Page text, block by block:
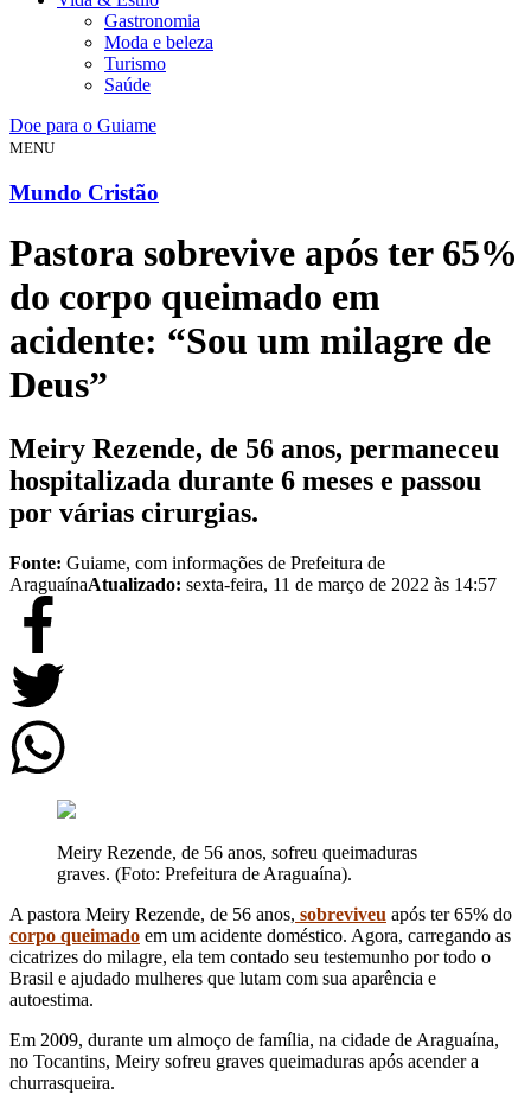
Gastronomia
Moda e beleza
Turismo
Saúde
Doe para o Guiame
MENU
Mundo Cristão
Pastora sobrevive após ter 65%
do corpo queimado em
acidente: “Sou um milagre de
Deus”
Meiry Rezende, de 56 anos, permaneceu
hospitalizada durante 6 meses e passou
por várias cirurgias.
Fonte: Guiame, com informações de Prefeitura de
AraguaínaAtualizado: sexta-feira, 11 de março de 2022 às 14:57
Meiry Rezende, de 56 anos, sofreu queimaduras
graves. (Foto: Prefeitura de Araguaína).
A pastora Meiry Rezende, de 56 anos, sobreviveu após ter 65% do
corpo queimado em um acidente doméstico. Agora, carregando as
cicatrizes do milagre, ela tem contado seu testemunho por todo o
Brasil e ajudado mulheres que lutam com sua aparência e
autoestima.
Em 2009, durante um almoço de família, na cidade de Araguaína,
no Tocantins, Meiry sofreu graves queimaduras após acender a
churrasqueira.